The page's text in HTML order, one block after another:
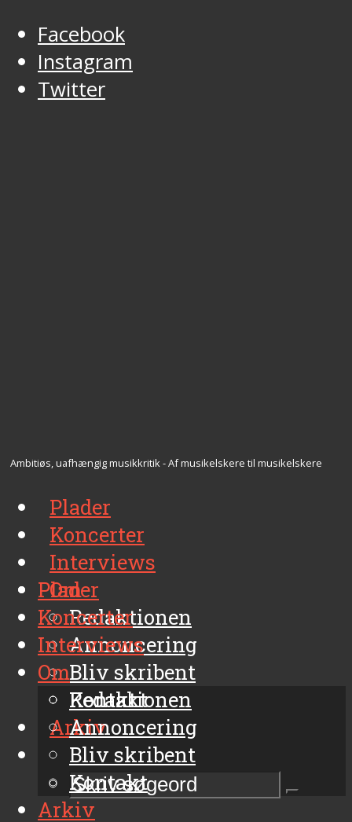
Facebook
Instagram
Twitter
Ambitiøs, uafhængig musikkritik - Af musikelskere til musikelskere
Plader
Koncerter
Interviews
Om
Redaktionen
Annoncering
Bliv skribent
Kontakt
Arkiv
Plader
Koncerter
Interviews
Om
Redaktionen
Annoncering
Bliv skribent
Kontakt
Arkiv